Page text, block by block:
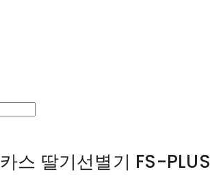
카스 딸기선별기 FS-